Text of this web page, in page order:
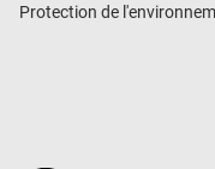
Protection de